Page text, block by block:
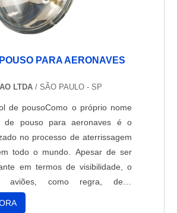
PARA AERONAVES
LTDA / SÃO PAULO - SP
de pousoComo o próprio nome
pouso para aeronaves é o
no processo de aterrissagem
todo o mundo. Apesar de ser
em termos de visibilidade, o
aviões, como regra, deve
sempre aceso, independente